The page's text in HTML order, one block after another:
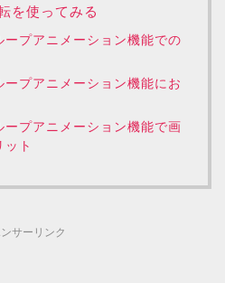
を使ってみる
ープアニメーション機能での
ープアニメーション機能にお
ープアニメーション機能で画
ット
サーリンク